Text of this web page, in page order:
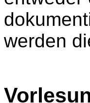
werden